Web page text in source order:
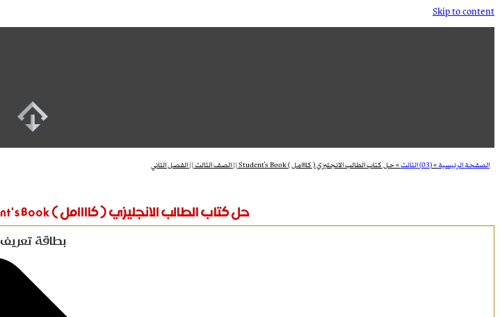
Skip to content
الصفحة الرئيسية»(03) الثالث »حل كتاب الطالب الانجليزي ( كاااامل ) Student’s Book || الصف الثالث || الفصل الثاني
حل كتاب الطالب الانجليزي ( كاااامل ) Student's Book || الصف الثالث || الفصل الثاني
بطاقة تعريف